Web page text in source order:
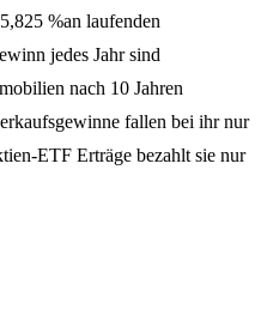
%an laufenden
jedes Jahr sind
nach 10 Jahren
fallen bei ihr nur
ETF Erträge bezahlt sie nur